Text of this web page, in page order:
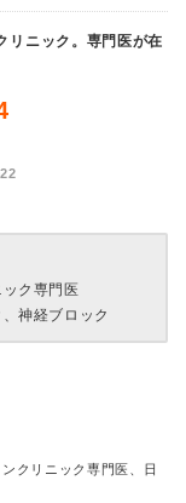
リニック。専門医が在
ク専門医
神経ブロック
クリニック専門医、日